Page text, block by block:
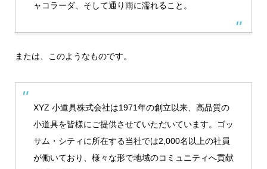
ャコラーダ、そして通り雨に濡れること。
または、このようなものです。
XYZ 小道具株式会社は1971年の創立以来、高品質の
小道具を皆様にご提供させていただいています。ゴッ
サム・シティに所在する当社では2,000名以上の社員
が働いており、様々な形で地域のコミュニティへ貢献